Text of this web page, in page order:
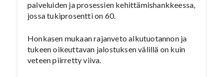
palveluiden ja prosessien kehittämishankkeessa,
jossa tukiprosentti on 60.
Honkasen mukaan rajanveto alkutuotannon ja
tukeen oikeuttavan jalostuksen välillä on kuin
veteen piirretty viiva.